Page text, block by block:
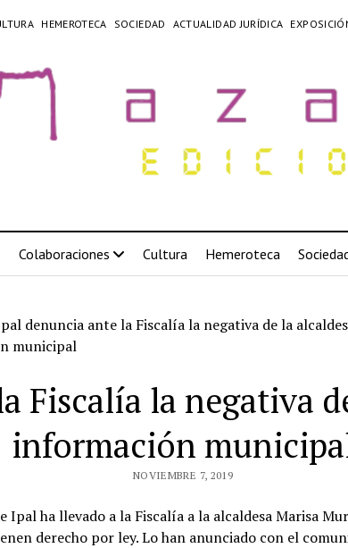
HEMEROTECA SOCIEDAD ACTUALIDAD JURÍDICA
Colaboraciones Cultura Hemeroteca
denuncia ante la Fiscalía la negativa de la
municipal
Fiscalía la negativa
información
NOVIEMBRE 7, 2019
ha llevado a la Fiscalía a la alcaldesa Marisa
derecho por ley. Lo han anunciado con el